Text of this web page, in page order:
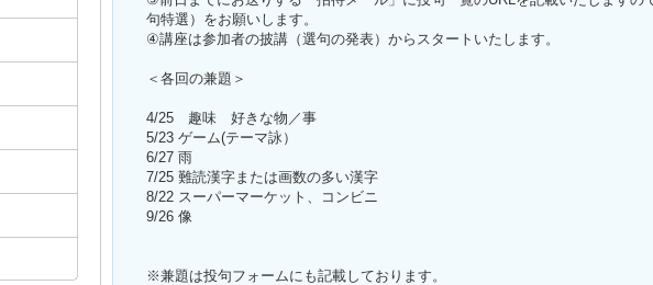
句特選）をお願いします。
④講座は参加者の披講（選句の発表）からスタートいたします。
＜各回の兼題＞
4/25 趣味 好きな物／事
5/23 ゲーム(テーマ詠）
6/27 雨
7/25 難読漢字または画数の多い漢字
8/22 スーパーマーケット、コンビニ
9/26 像
※兼題は投句フォームにも記載しております。